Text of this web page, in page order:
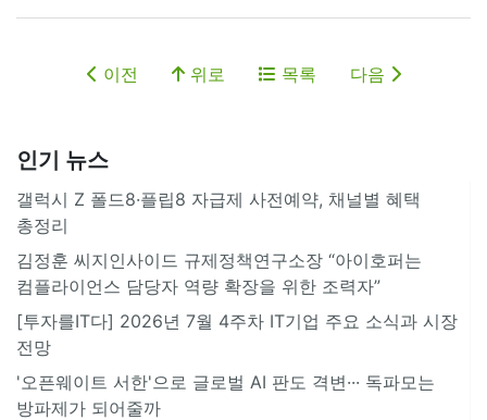
이전 위로 목록 다음
인기 뉴스
갤럭시 Z 폴드8·플립8 자급제 사전예약, 채널별 혜택
총정리
김정훈 씨지인사이드 규제정책연구소장 “아이호퍼는
컴플라이언스 담당자 역량 확장을 위한 조력자”
[투자를IT다] 2026년 7월 4주차 IT기업 주요 소식과 시장
전망
'오픈웨이트 서한'으로 글로벌 AI 판도 격변··· 독파모는
방파제가 되어줄까